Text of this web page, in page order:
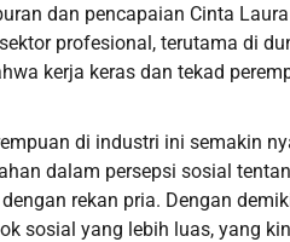
dan pencapaian Cinta Laura
profesional, terutama di
kerja keras dan tekad
di industri ini semakin
dalam persepsi sosial
rekan pria. Dengan
sosial yang lebih luas, yang